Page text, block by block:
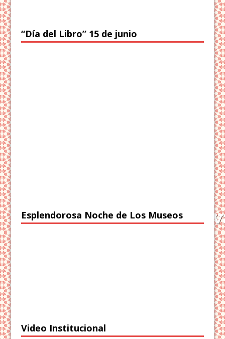
“Día del Libro” 15 de junio
Esplendorosa Noche de Los Museos
Video Institucional